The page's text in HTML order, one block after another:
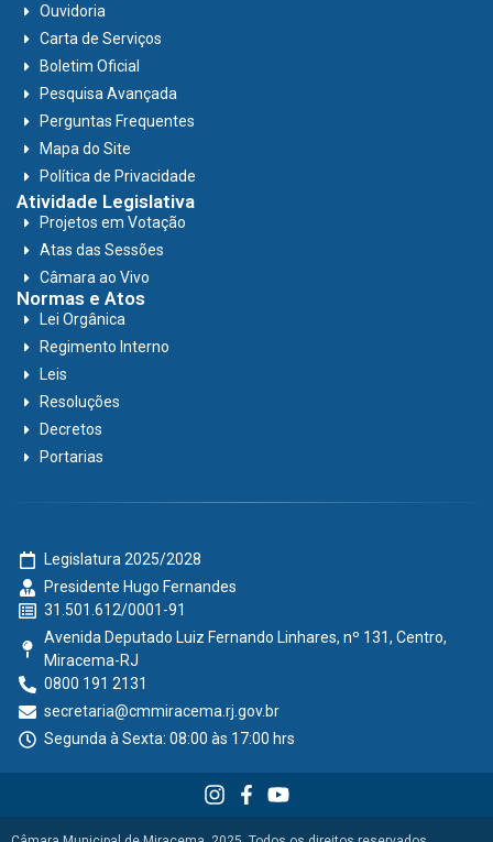
Ouvidoria
Carta de Serviços
Boletim Oficial
Pesquisa Avançada
Perguntas Frequentes
Mapa do Site
Política de Privacidade
Atividade Legislativa
Projetos em Votação
Atas das Sessões
Câmara ao Vivo
Normas e Atos
Lei Orgânica
Regimento Interno
Leis
Resoluções
Decretos
Portarias
Legislatura 2025/2028
Presidente Hugo Fernandes
31.501.612/0001-91
Avenida Deputado Luiz Fernando Linhares, nº 131, Centro,
Miracema-RJ
0800 191 2131
secretaria@cmmiracema.rj.gov.br
Segunda à Sexta: 08:00 às 17:00 hrs